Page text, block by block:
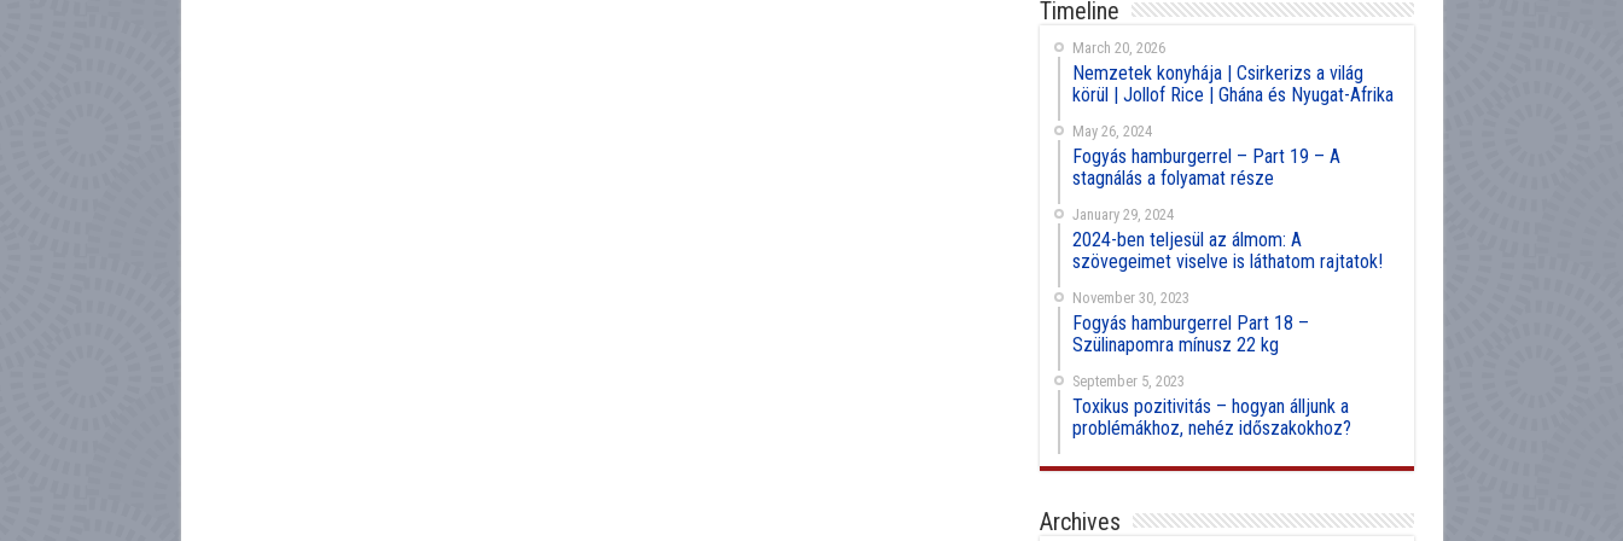
Timeline
March 20, 2026
Nemzetek konyhája | Csirkerizs a világ
körül | Jollof Rice | Ghána és Nyugat-Afrika
May 26, 2024
Fogyás hamburgerrel – Part 19 – A
stagnálás a folyamat része
January 29, 2024
2024-ben teljesül az álmom: A
szövegeimet viselve is láthatom rajtatok!
November 30, 2023
Fogyás hamburgerrel Part 18 –
Szülinapomra mínusz 22 kg
September 5, 2023
Toxikus pozitivitás – hogyan álljunk a
problémákhoz, nehéz időszakokhoz?
Archives